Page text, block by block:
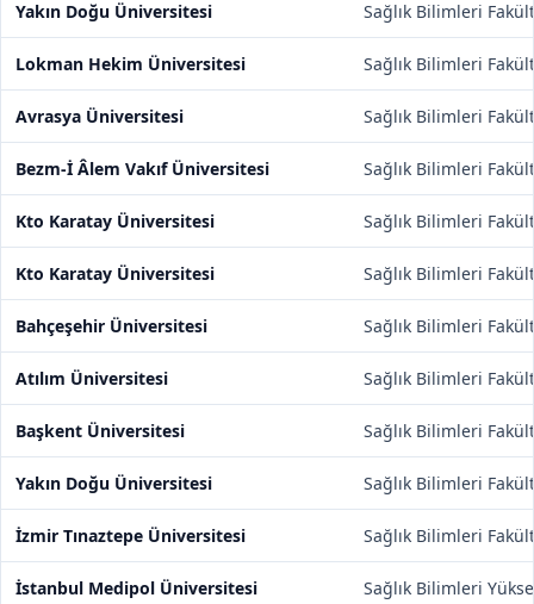
Yakın Doğu Üniversitesi Sağlık Bilimleri
Lokman Hekim Üniversitesi Sağlık Bilimleri
Avrasya Üniversitesi Sağlık Bilimleri
Bezm-İ Âlem Vakıf Üniversitesi Sağlık Bilimleri
Kto Karatay Üniversitesi Sağlık Bilimleri
Kto Karatay Üniversitesi Sağlık Bilimleri
Bahçeşehir Üniversitesi Sağlık Bilimleri
Atılım Üniversitesi Sağlık Bilimleri
Başkent Üniversitesi Sağlık Bilimleri
Yakın Doğu Üniversitesi Sağlık Bilimleri
İzmir Tınaztepe Üniversitesi Sağlık Bilimleri
İstanbul Medipol Üniversitesi Sağlık Bilimleri